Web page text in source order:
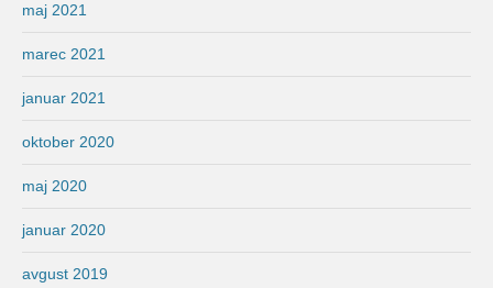
maj 2021
marec 2021
januar 2021
oktober 2020
maj 2020
januar 2020
avgust 2019